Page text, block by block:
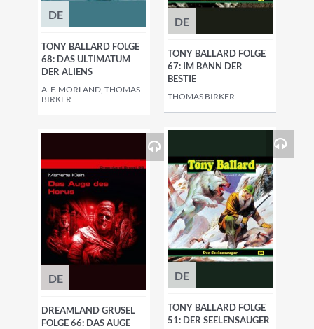
DE
TONY BALLARD FOLGE
68: DAS ULTIMATUM
DER ALIENS
A. F. MORLAND, THOMAS
BIRKER
DE
TONY BALLARD FOLGE
67: IM BANN DER
BESTIE
THOMAS BIRKER
DE
DREAMLAND GRUSEL
FOLGE 66: DAS AUGE
DE
TONY BALLARD FOLGE
51: DER SEELENSAUGER